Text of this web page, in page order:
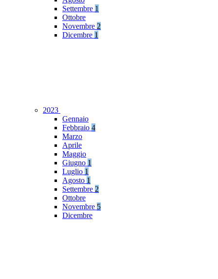
Settembre 1
Ottobre
Novembre 2
Dicembre 1
2023
Gennaio
Febbraio 4
Marzo
Aprile
Maggio
Giugno 1
Luglio 1
Agosto 1
Settembre 2
Ottobre
Novembre 5
Dicembre